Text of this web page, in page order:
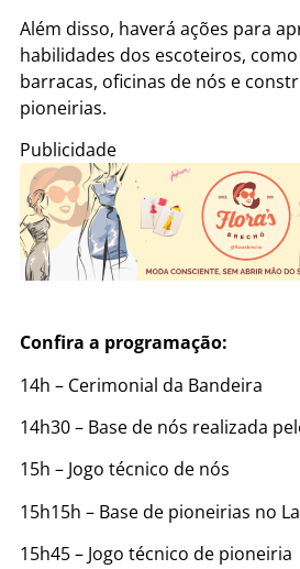
Além disso, haverá ações para
habilidades dos escoteiros,
barracas, oficinas de nós e
pioneirias.
Publicidade
Confira a programação:
14h – Cerimonial da Bandeira
14h30 – Base de nós realizada
15h – Jogo técnico de nós
15h15h – Base de pioneirias no
15h45 – Jogo técnico de pioneiria